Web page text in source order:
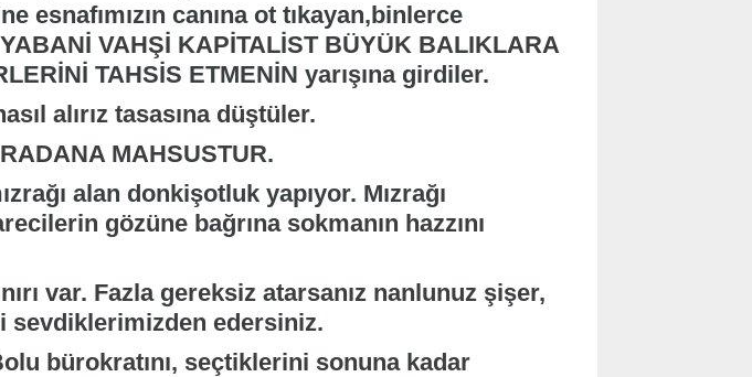
esnafımızın canına ot tıkayan,binlerce
VAHŞİ KAPİTALİST BÜYÜK BALIKLARA
TAHSİS ETMENİN yarışına girdiler.
alırız tasasına düştüler.
MAHSUSTUR.
alan donkişotluk yapıyor. Mızrağı
gözüne bağrına sokmanın hazzını
var. Fazla gereksiz atarsanız nanlunuz şişer,
sevdiklerimizden edersiniz.
bürokratını, seçtiklerini sonuna kadar